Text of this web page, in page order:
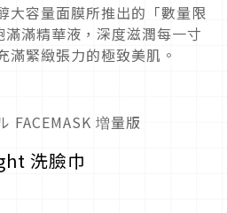
大容量面膜所推出的「數量限
滿精華液，深度滋潤每一寸
滿緊緻張力的極致美肌。
FACEMASK 増量版
洗臉巾